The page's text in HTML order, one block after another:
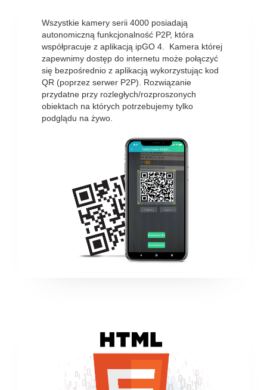
Wszystkie kamery serii 4000 posiadają
autonomiczną funkcjonalność P2P, która
współpracuje z aplikacją ipGO 4. Kamera której
zapewnimy dostęp do internetu może połączyć
się bezpośrednio z aplikacją wykorzystując kod
QR (poprzez serwer P2P). Rozwiązanie
przydatne przy rozległych/rozproszonych
obiektach na których potrzebujemy tylko
podglądu na żywo.